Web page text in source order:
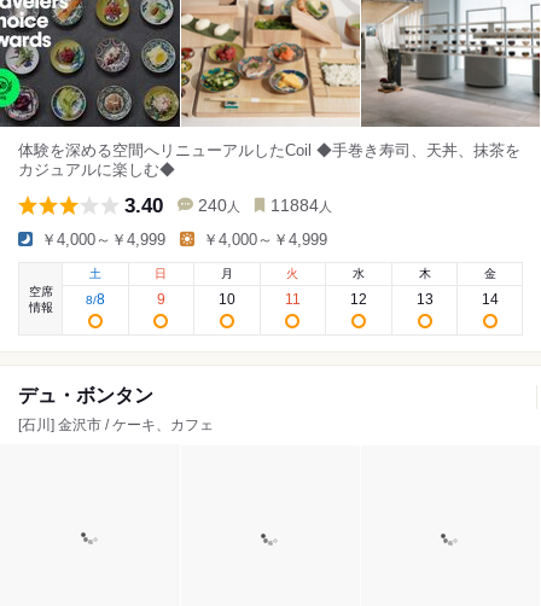
体験を深める空間へリニューアルしたCoil ◆手巻き寿司、天丼、抹茶を
カジュアルに楽しむ◆
3.40 240 人 11884 人
￥4,000～￥4,999 ￥4,000～￥4,999
空席
情報
土
8/8
日
9
月
10
火
11
水
12
木
13
金
14
デュ・ボンタン
[石川] 金沢市 / ケーキ、カフェ